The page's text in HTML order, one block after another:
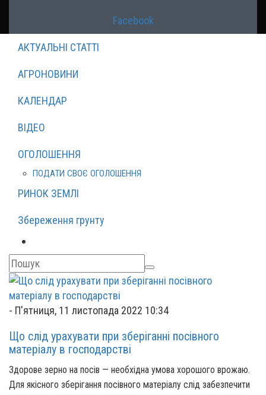
Facebook
АКТУАЛЬНІ СТАТТІ
АГРОНОВИНИ
КАЛЕНДАР
ВІДЕО
ОГОЛОШЕННЯ
ПОДАТИ СВОЄ ОГОЛОШЕННЯ
РИНОК ЗЕМЛІ
Збереження грунту
- П'ятниця, 11 листопада 2022 10:34
Що слід урахувати при зберіганні посівного
матеріалу в господарстві
Здорове зерно на посів — необхідна умова хорошого врожаю.
Для якісного зберігання посівного матеріалу слід забезпечити